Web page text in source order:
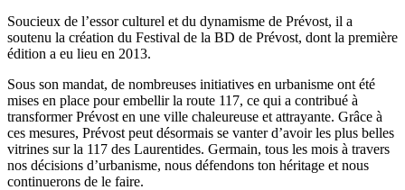
Soucieux de l’essor culturel et du dynamisme de Prévost, il a
soutenu la création du Festival de la BD de Prévost, dont la première
édition a eu lieu en 2013.
Sous son mandat, de nombreuses initiatives en urbanisme ont été
mises en place pour embellir la route 117, ce qui a contribué à
transformer Prévost en une ville chaleureuse et attrayante. Grâce à
ces mesures, Prévost peut désormais se vanter d’avoir les plus belles
vitrines sur la 117 des Laurentides. Germain, tous les mois à travers
nos décisions d’urbanisme, nous défendons ton héritage et nous
continuerons de le faire.